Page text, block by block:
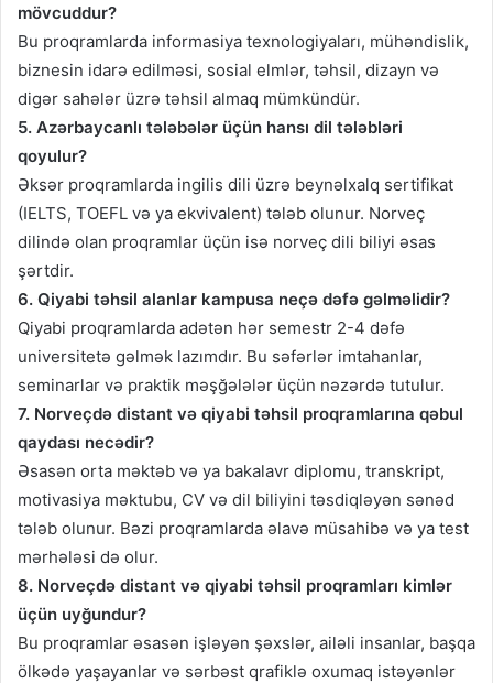
mövcuddur?
Bu proqramlarda informasiya texnologiyaları, mühəndislik,
biznesin idarə edilməsi, sosial elmlər, təhsil, dizayn və
digər sahələr üzrə təhsil almaq mümkündür.
5. Azərbaycanlı tələbələr üçün hansı dil tələbləri
qoyulur?
Əksər proqramlarda ingilis dili üzrə beynəlxalq sertifikat
(IELTS, TOEFL və ya ekvivalent) tələb olunur. Norveç
dilində olan proqramlar üçün isə norveç dili biliyi əsas
şərtdir.
6. Qiyabi təhsil alanlar kampusa neçə dəfə gəlməlidir?
Qiyabi proqramlarda adətən hər semestr 2-4 dəfə
universitetə gəlmək lazımdır. Bu səfərlər imtahanlar,
seminarlar və praktik məşğələlər üçün nəzərdə tutulur.
7. Norveçdə distant və qiyabi təhsil proqramlarına qəbul
qaydası necədir?
Əsasən orta məktəb və ya bakalavr diplomu, transkript,
motivasiya məktubu, CV və dil biliyini təsdiqləyən sənəd
tələb olunur. Bəzi proqramlarda əlavə müsahibə və ya test
mərhələsi də olur.
8. Norveçdə distant və qiyabi təhsil proqramları kimlər
üçün uyğundur?
Bu proqramlar əsasən işləyən şəxslər, ailəli insanlar, başqa
ölkədə yaşayanlar və sərbəst qrafiklə oxumaq istəyənlər